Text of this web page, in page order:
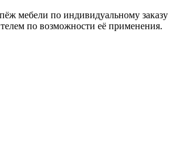
мебели по индивидуальному заказу
по возможности её применения.